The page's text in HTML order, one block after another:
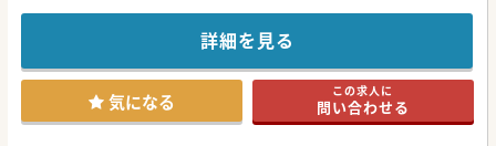
■子育て中で時短勤務の先生も多数在籍しており、お互いの
状況を理解して助け合う環境です。
■元々腫瘍内科で緩和ケアの経験が豊富です。お人柄は非常
に礼儀正しく、分け隔てなく丁寧に対応いただける方です。
【業務内容】
■周辺は閑静な戸建て中心の住宅街です。近隣にスーパーや
ドラッグストアもございますので就業後のお買い物も便利で
詳細を見る
気になる この求人に
問い合わせる